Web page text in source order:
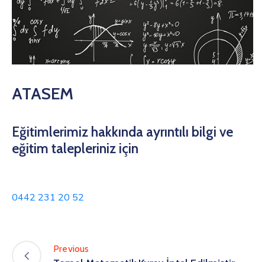
ATASEM
Eğitimlerimiz hakkında ayrıntılı bilgi ve
eğitim talepleriniz için
0442 231 20 52
Previous